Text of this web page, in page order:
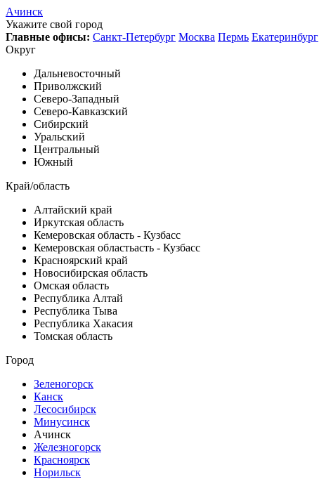
Ачинск
Укажите свой город
Главные офисы: Санкт-Петербург Москва Пермь Екатеринбург
Округ
Дальневосточный
Приволжский
Северо-Западный
Северо-Кавказский
Сибирский
Уральский
Центральный
Южный
Край/область
Алтайский край
Иркутская область
Кемеровская область - Кузбасс
Кемеровская областьасть - Кузбасс
Красноярский край
Новосибирская область
Омская область
Республика Алтай
Республика Тыва
Республика Хакасия
Томская область
Город
Зеленогорск
Канск
Лесосибирск
Минусинск
Ачинск
Железногорск
Красноярск
Норильск